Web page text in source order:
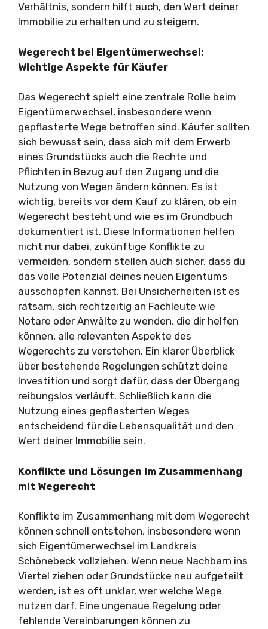
Verhältnis, sondern hilft auch, den Wert deiner
Immobilie zu erhalten und zu steigern.
Wegerecht bei Eigentümerwechsel:
Wichtige Aspekte für Käufer
Das Wegerecht spielt eine zentrale Rolle beim
Eigentümerwechsel, insbesondere wenn
gepflasterte Wege betroffen sind. Käufer sollten
sich bewusst sein, dass sich mit dem Erwerb
eines Grundstücks auch die Rechte und
Pflichten in Bezug auf den Zugang und die
Nutzung von Wegen ändern können. Es ist
wichtig, bereits vor dem Kauf zu klären, ob ein
Wegerecht besteht und wie es im Grundbuch
dokumentiert ist. Diese Informationen helfen
nicht nur dabei, zukünftige Konflikte zu
vermeiden, sondern stellen auch sicher, dass du
das volle Potenzial deines neuen Eigentums
ausschöpfen kannst. Bei Unsicherheiten ist es
ratsam, sich rechtzeitig an Fachleute wie
Notare oder Anwälte zu wenden, die dir helfen
können, alle relevanten Aspekte des
Wegerechts zu verstehen. Ein klarer Überblick
über bestehende Regelungen schützt deine
Investition und sorgt dafür, dass der Übergang
reibungslos verläuft. Schließlich kann die
Nutzung eines gepflasterten Weges
entscheidend für die Lebensqualität und den
Wert deiner Immobilie sein.
Konflikte und Lösungen im Zusammenhang
mit Wegerecht
Konflikte im Zusammenhang mit dem Wegerecht
können schnell entstehen, insbesondere wenn
sich Eigentümerwechsel im Landkreis
Schönebeck vollziehen. Wenn neue Nachbarn ins
Viertel ziehen oder Grundstücke neu aufgeteilt
werden, ist es oft unklar, wer welche Wege
nutzen darf. Eine ungenaue Regelung oder
fehlende Vereinbarungen können zu